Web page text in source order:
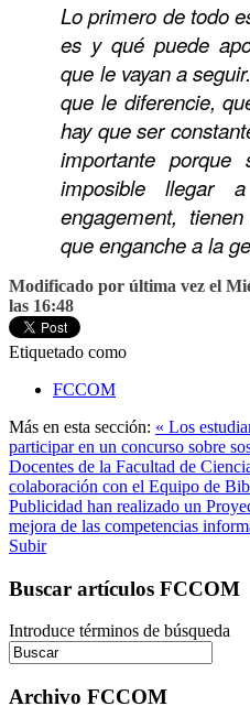
Lo primero de todo
es y qué puede
que le vayan a
que le diferencie,
hay que ser
importante
imposible llegar
engagement,
que enganche a la
Modificado por última vez el
las 16:48
Etiquetado como
FCCOM
Más en esta sección: « Los
participar en un concurso sobre
Docentes de la Facultad de
colaboración con el Equipo de
Publicidad han realizado un
mejora de las competencias
Subir
Buscar artículos FCCOM
Introduce términos de búsqueda
Archivo FCCOM